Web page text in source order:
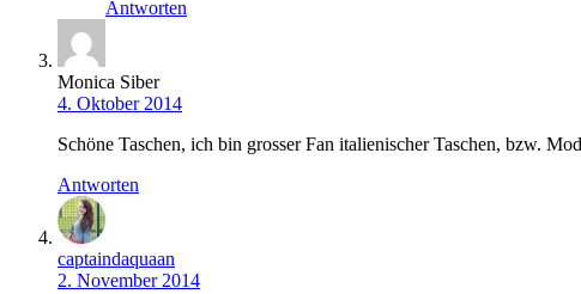
Antworten
Monica Siber
4. Oktober 2014
Schöne Taschen, ich bin grosser Fan italienischer Taschen, bzw.
Antworten
captaindaquaan
2. November 2014